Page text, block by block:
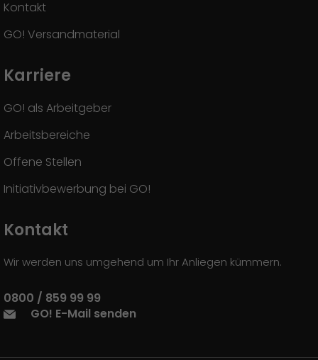
Kontakt
GO! Versandmaterial
Karriere
GO! als Arbeitgeber
Arbeitsbereiche
Offene Stellen
Initiativbewerbung bei GO!
Kontakt
Wir werden uns umgehend um Ihr Anliegen kümmern.
0800 / 859 99 99
GO! E-Mail senden